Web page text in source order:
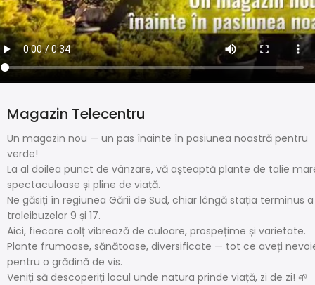
Magazin Telecentru
Un magazin nou — un pas înainte în pasiunea noastră pentru
verde!
La al doilea punct de vânzare, vă așteaptă plante de talie
spectaculoase și pline de viață.
Ne găsiți în regiunea Gării de Sud, chiar lângă stația terminus a
troleibuzelor 9 și 17.
Aici, fiecare colț vibrează de culoare, prospețime și varietate.
Plante frumoase, sănătoase, diversificate — tot ce aveți
pentru o grădină de vis.
Veniți să descoperiți locul unde natura prinde viață, zi de zi! 🌱